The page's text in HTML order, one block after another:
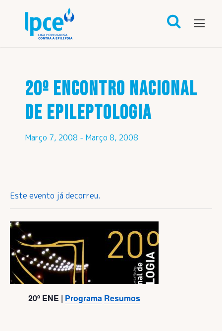
20º ENCONTRO NACIONAL
DE EPILEPTOLOGIA
Março 7, 2008 - Março 8, 2008
Este evento já decorreu.
20º ENE | Programa Resumos